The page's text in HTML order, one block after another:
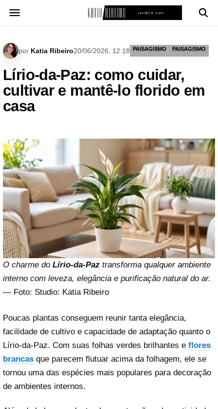
para
por Katia Ribeiro20/06/2026, 12:18 PAISAGISMO PAISAGISMO
Lírio-da-Paz: como cuidar,
cultivar e mantê-lo florido em
casa
O charme do Lírio-da-Paz transforma qualquer ambiente
interno com leveza, elegância e purificação natural do ar.
— Foto: Studio: Katia Ribeiro
Poucas plantas conseguem reunir tanta elegância,
facilidade de cultivo e capacidade de adaptação quanto o
Lírio-da-Paz. Com suas folhas verdes brilhantes e flores
brancas que parecem flutuar acima da folhagem, ele se
tornou uma das espécies mais populares para decoração
de ambientes internos.